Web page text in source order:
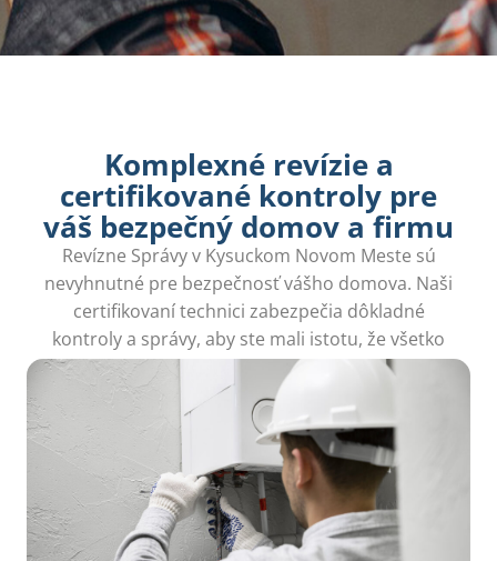
Komplexné revízie a
certifikované kontroly pre
váš bezpečný domov a firmu
Revízne Správy v Kysuckom Novom Meste sú
nevyhnutné pre bezpečnosť vášho domova. Naši
certifikovaní technici zabezpečia dôkladné
kontroly a správy, aby ste mali istotu, že všetko
funguje bez problémov.